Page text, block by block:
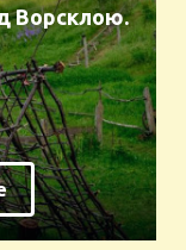
Ворсклою.